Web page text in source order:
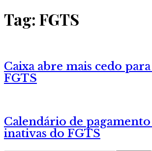
Tag: FGTS
Caixa abre mais cedo
FGTS
Calendário de pagamento
inativas do FGTS